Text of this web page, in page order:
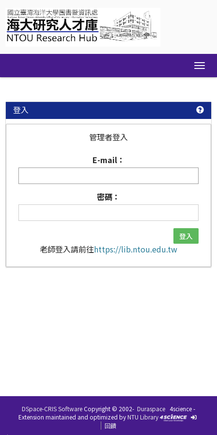
navigation
登入
管理者登入
E-mail：
密碼：
老師登入請前往https://lib.ntou.edu.tw
DSpace-CRIS SoftwareCopyright © 2002- Duraspace 4science -
Extension maintained and optimized byNTU Library
回饋